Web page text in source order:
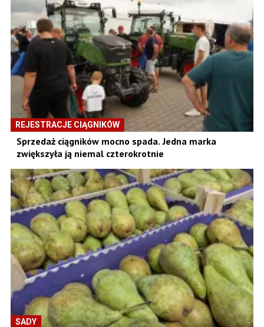
REJESTRACJE CIĄGNIKÓW
Sprzedaż ciągników mocno spada. Jedna marka
zwiększyła ją niemal czterokrotnie
SADY